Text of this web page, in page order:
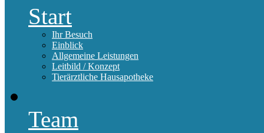
Start
Ihr Besuch
Einblick
Allgemeine Leistungen
Leitbild / Konzept
Tierärztliche Hausapotheke
Team